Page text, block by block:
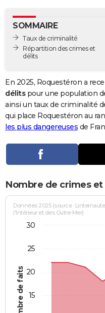
GUIDES D'ACHAT
BONS PLANS
Carte de Noël
Carte Bonne année
Carte Saint-Valentin
Carte Pâques
Carte d'anniversaire
DICTIONNAIRE
Dictionnaire
Biographies
Citations
Expressions
Proverbes
PROGRAMME TV
Se connecter
Entreprises
Service militaire
Avis de recherche
AVIS DE DÉCÈS
Bricolage
Lifestyle
Culture
Sport
Auto
Television
Voyage
Cinema
SOMMAIRE
Taux de criminalité
Répartition des crimes et
délits
En 2025, Roquestéron a
délitspour une population
ainsi un taux de criminalité
qui place Roquestéron au
les plus dangereuses de
Nombre de crimes
Nombre de faits
Données 2025 (source :
l'Intérieur et des Outre-Mer)
15
20
25
30